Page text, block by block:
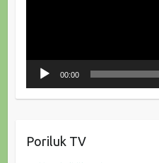
00:00
Poriluk TV